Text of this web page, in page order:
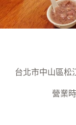
台北市中山區松
營業